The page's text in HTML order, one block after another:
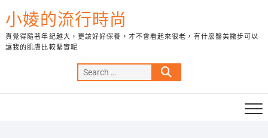
to
content
小婈的流行時尚
真覺得隨著年紀越大，更該好好保養，才不會看起來很老，有什麼醫美撇步可以
讓我的肌膚比較緊實呢
Search
…